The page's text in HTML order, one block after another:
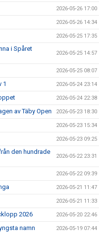
2026-05-26 17:00
2026-05-26 14:34
2026-05-25 17:35
i Spåret
2026-05-25 14:57
2026-05-25 08:07
1 2026-05-24 23:14
2026-05-24 22:38
av Täby Open 2026-05-23 18:30
2026-05-23 15:34
2026-05-23 09:25
den hundrade
2026-05-22 23:31
2026-05-22 09:39
2026-05-21 11:47
2026-05-21 11:33
2026 2026-05-20 22:46
namn 2026-05-19 07:44